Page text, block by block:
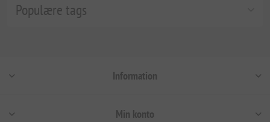
Populære tags
Information
Min konto